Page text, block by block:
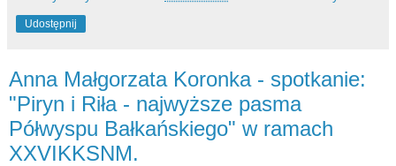
Udostępnij
Anna Małgorzata Koronka - spotkanie:
"Piryn i Riła - najwyższe pasma
Półwyspu Bałkańskiego" w ramach
XXVIKKSNM.